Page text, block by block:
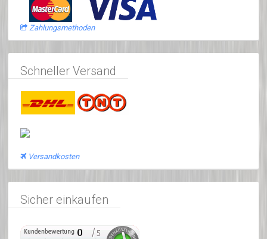
Zahlungsmethoden
Schneller Versand
Versandkosten
Sicher einkaufen